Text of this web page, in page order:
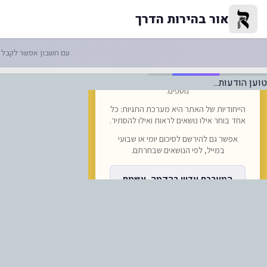
|-האוקראינים רוצים להקשות
אור בהירות הדרך
עם חשבון אפשר לקבל
טוען הודעות...